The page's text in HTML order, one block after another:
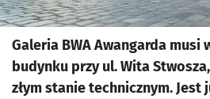
Galeria BWA Awangarda musi
budynku przy ul. Wita
złym stanie technicznym. Jest